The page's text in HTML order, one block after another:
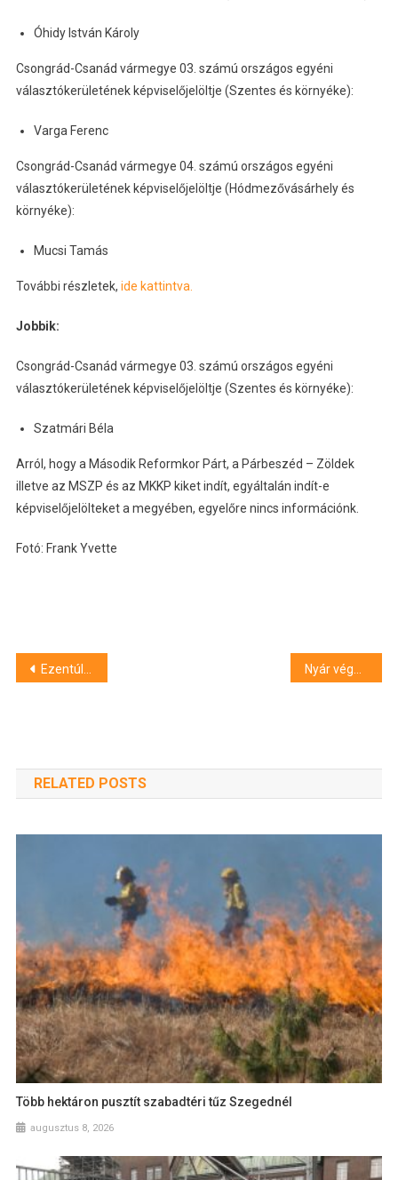
Óhidy István Károly
Csongrád-Csanád vármegye 03. számú országos egyéni
választókerületének képviselőjelöltje (Szentes és környéke):
Varga Ferenc
Csongrád-Csanád vármegye 04. számú országos egyéni
választókerületének képviselőjelöltje (Hódmezővásárhely és
környéke):
Mucsi Tamás
További részletek, ide kattintva.
Jobbik:
Csongrád-Csanád vármegye 03. számú országos egyéni
választókerületének képviselőjelöltje (Szentes és környéke):
Szatmári Béla
Arról, hogy a Második Reformkor Párt, a Párbeszéd – Zöldek
illetve az MSZP és az MKKP kiket indít, egyáltalán indít-e
képviselőjelölteket a megyében, egyelőre nincs információnk.
Fotó: Frank Yvette
Bejegyzés
Ezentúl két új csúcstechnológiás munkagép tisztítja Szegeden a Belvárost Nyár végére teljesen átalakul az 5-ös számú főút Szegeden
RELATED POSTS
Több hektáron pusztít szabadtéri tűz Szegednél
augusztus 8, 2026